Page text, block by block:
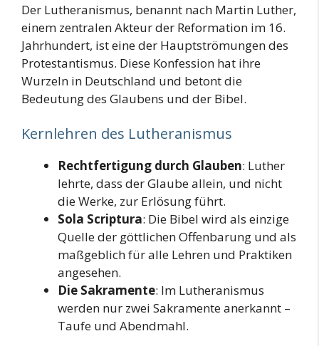
Der Lutheranismus, benannt nach Martin Luther,
einem zentralen Akteur der Reformation im 16.
Jahrhundert, ist eine der Hauptströmungen des
Protestantismus. Diese Konfession hat ihre
Wurzeln in Deutschland und betont die
Bedeutung des Glaubens und der Bibel.
Kernlehren des Lutheranismus
Rechtfertigung durch Glauben: Luther
lehrte, dass der Glaube allein, und nicht
die Werke, zur Erlösung führt.
Sola Scriptura: Die Bibel wird als einzige
Quelle der göttlichen Offenbarung und als
maßgeblich für alle Lehren und Praktiken
angesehen.
Die Sakramente: Im Lutheranismus
werden nur zwei Sakramente anerkannt –
Taufe und Abendmahl.